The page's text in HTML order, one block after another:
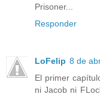
Prisoner...
Responder
LoFelip 8 de
El primer
ni Jacob ni